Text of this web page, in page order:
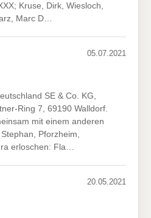
Kruse, Dirk, Wiesloch,
Marc D…
05.07.2021
SE & Co. KG,
Ring 7, 69190 Walldorf.
mit einem anderen
Pforzheim,
erloschen: Fla…
20.05.2021